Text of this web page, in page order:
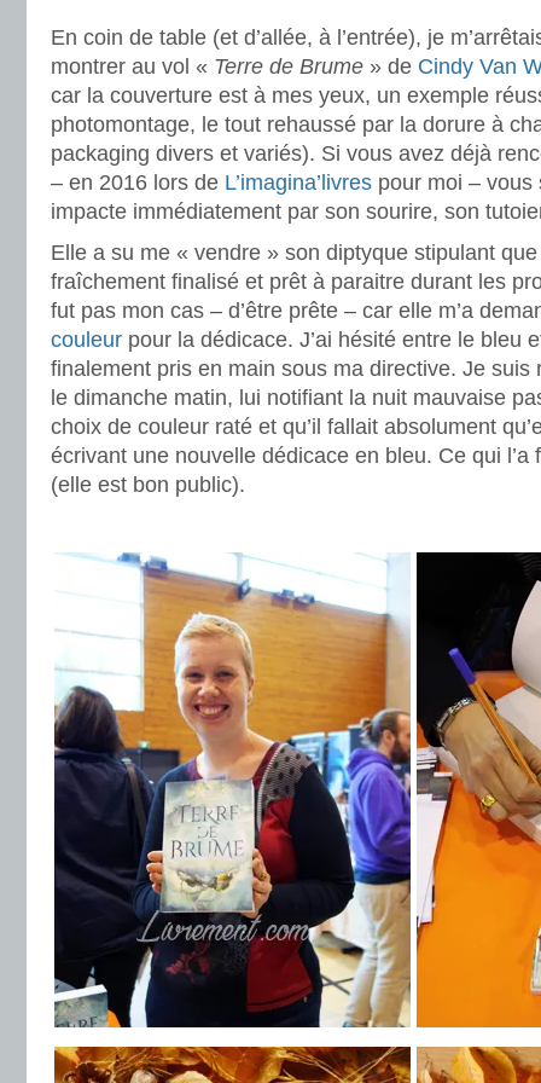
En coin de table (et d’allée, à l’entrée), je
montrer au vol « Terre de Brume » de Cindy Van
car la couverture est à mes yeux, un exemple
photomontage, le tout rehaussé par la dorure à
packaging divers et variés). Si vous avez déjà
– en 2016 lors de L’imagina’livres pour moi – vous
impacte immédiatement par son sourire, son
Elle a su me « vendre » son diptyque stipulant
fraîchement finalisé et prêt à paraitre durant les
fut pas mon cas – d’être prête – car elle m’a
couleur pour la dédicace. J’ai hésité entre le bleu
finalement pris en main sous ma directive. Je suis
le dimanche matin, lui notifiant la nuit mauvaise
choix de couleur raté et qu’il fallait absolument
écrivant une nouvelle dédicace en bleu. Ce qui l’a
(elle est bon public).